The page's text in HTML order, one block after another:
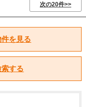
次の20件>>
を見る
する